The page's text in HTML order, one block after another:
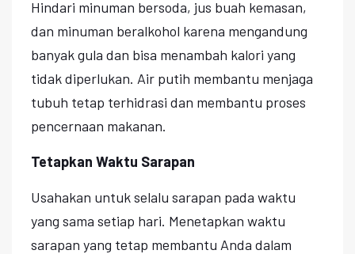
Hindari minuman bersoda, jus buah kemasan,
dan minuman beralkohol karena mengandung
banyak gula dan bisa menambah kalori yang
tidak diperlukan. Air putih membantu menjaga
tubuh tetap terhidrasi dan membantu proses
pencernaan makanan.
Tetapkan Waktu Sarapan
Usahakan untuk selalu sarapan pada waktu
yang sama setiap hari. Menetapkan waktu
sarapan yang tetap membantu Anda dalam